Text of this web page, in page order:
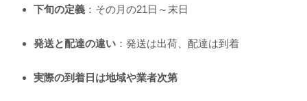
下旬の定義 ：その月の21日～末日
発送と配達の違い ：発送は出荷、配達は到着
実際の到着日は地域や業者次第